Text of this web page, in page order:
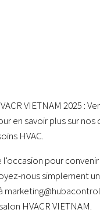
VIETNAM 2025 :
en savoir plus sur nos
HVAC.
pour
nous simplement
HVACR VIETNAM.